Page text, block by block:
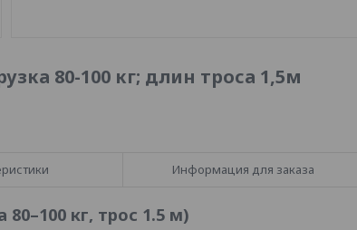
80-100 кг; длин троса 1,5м
Информация для заказа
кг, трос 1.5 м)